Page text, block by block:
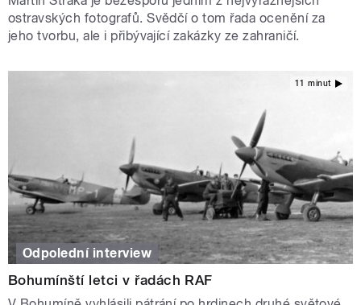
ostravských fotografů. Svědčí o tom řada ocenění za
jeho tvorbu, ale i přibývající zakázky ze zahraničí.
11 minut
Odpolední interview
Bohumínští letci v řadách RAF